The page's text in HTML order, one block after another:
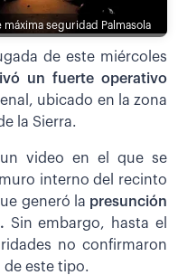
máxima seguridad Palmasola
de este miércoles
un fuerte operativo
ubicado en la zona
la Sierra.
video en el que se
interno del recinto
generó la presunción
Sin embargo, hasta el
no confirmaron
este tipo.